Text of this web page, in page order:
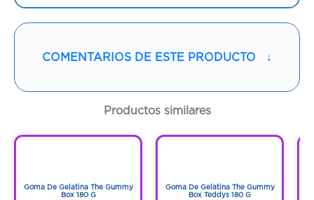
Cantidad:1 Empaque
COMENTARIOS DE ESTE PRODUCTO ↓
Productos similares
Goma De Gelatina The Gummy
Box 180 G
Goma De Gelatina The Gummy
Box Teddys 180 G